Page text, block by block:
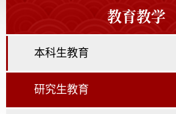
教育教学
本科生教育
研究生教育